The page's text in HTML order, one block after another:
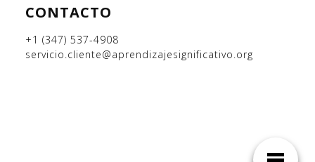
CONTACTO
+1 (347) 537-4908
servicio.cliente@aprendizajesignificativo.org